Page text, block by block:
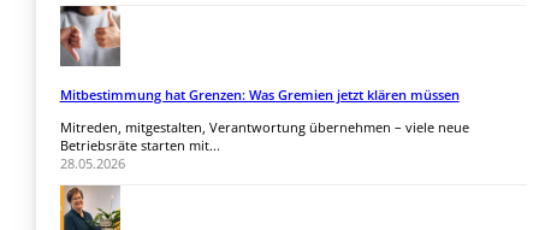
Mitbestimmung hat Grenzen: Was Gremien jetzt klären müssen
Mitreden, mitgestalten, Verantwortung übernehmen – viele neue
Betriebsräte starten mit...
28.05.2026